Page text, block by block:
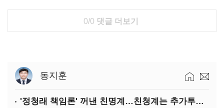
0/0 댓글 더보기
동지훈
'정청래 책임론' 꺼낸 친명계…친청계는 추가투표 때리기